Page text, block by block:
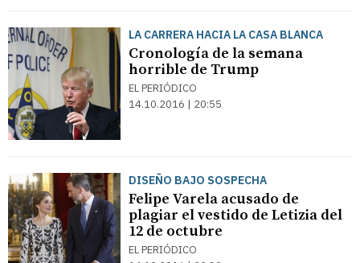
LA CARRERA HACIA LA CASA BLANCA
Cronología de la semana
horrible de Trump
EL PERIÓDICO
14.10.2016 | 20:55
DISEÑO BAJO SOSPECHA
Felipe Varela acusado de
plagiar el vestido de Letizia del
12 de octubre
EL PERIÓDICO